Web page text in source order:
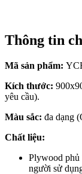
Thông tin
Mã sản phẩm:
Kích thước:
yêu cầu).
Màu sắc: đa dạng
Chất liệu:
Plywood phủ
người sử